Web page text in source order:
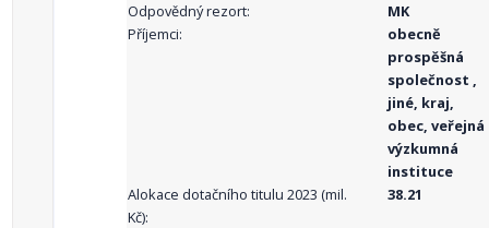
Odpovědný rezort:
MK
Příjemci:
obecně
prospěšná
společnost ,
jiné, kraj,
obec, veřejná
výzkumná
instituce
Alokace dotačního titulu 2023 (mil.
Kč):
38.21